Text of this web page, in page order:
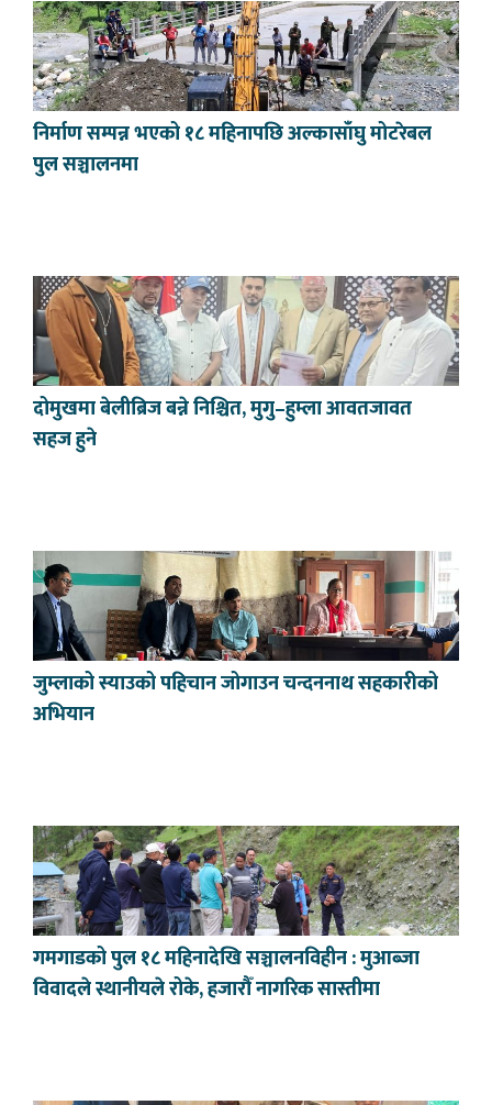
निर्माण सम्पन्न भएको १८ महिनापछि अल्कासाँघु मोटरेबल
पुल सञ्चालनमा
दोमुखमा बेलीब्रिज बन्ने निश्चित, मुगु–हुम्ला आवतजावत
सहज हुने
जुम्लाको स्याउको पहिचान जोगाउन चन्दननाथ सहकारीको
अभियान
गमगाडको पुल १८ महिनादेखि सञ्चालनविहीन : मुआब्जा
विवादले स्थानीयले रोके, हजारौँ नागरिक सास्तीमा